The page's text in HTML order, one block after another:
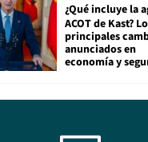
¿Qué incluye la
ACOT de Kast?
principales
anunciados en
economía y